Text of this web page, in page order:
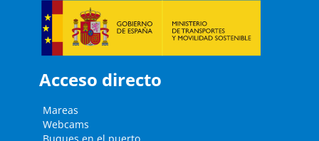
Acceso directo
Mareas
Webcams